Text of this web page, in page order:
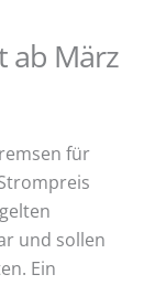
ab März
für
und sollen
Ein